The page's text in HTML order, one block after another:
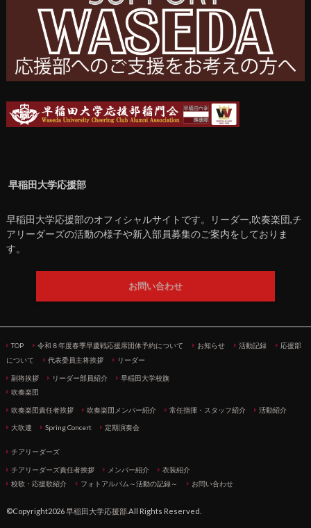
早稲田大学応援部
早稲田大学応援部のオフィシャルサイトです。リーダー,吹奏楽団,チ
アリーダーズの活動の様子や新入部員募集のご案内をしておりま
す。
お問い合わせ
TOP 令和８年度春季早慶戦応援席団体予約について お知らせ 活動記録
応援部
について
代表委員主将挨拶 リーダー
副将挨拶 リーダー部員紹介
早稲田大学校旗
吹奏楽団
吹奏楽団責任者挨拶 吹奏楽団メンバー紹介 常任指揮・スタッフ紹介 活動紹介
大吹連 Spring Concert 定期演奏会
チアリーダーズ
チアリーダーズ責任者挨拶 メンバー紹介
衣装紹介
校歌・応援歌紹介
フォトアルバム～活動の記録～ お問い合わせ
©Copyright2026早稲田大学応援部.All Rights Reserved.